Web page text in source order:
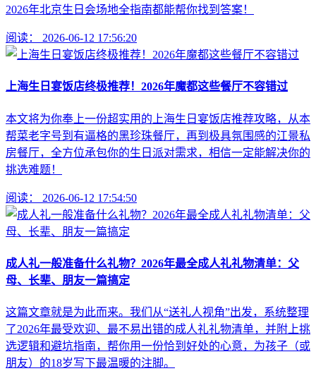
2026年北京生日会场地全指南都能帮你找到答案！
阅读： 2026-06-12 17:56:20
上海生日宴饭店终极推荐！2026年魔都这些餐厅不容错过
本文将为你奉上一份超实用的上海生日宴饭店推荐攻略，从本
帮菜老字号到有逼格的黑珍珠餐厅，再到极具氛围感的江景私
房餐厅，全方位承包你的生日派对需求，相信一定能解决你的
挑选难题！
阅读： 2026-06-12 17:54:50
成人礼一般准备什么礼物？2026年最全成人礼礼物清单：父
母、长辈、朋友一篇搞定
这篇文章就是为此而来。我们从“送礼人视角”出发，系统整理
了2026年最受欢迎、最不易出错的成人礼礼物清单，并附上挑
选逻辑和避坑指南，帮你用一份恰到好处的心意，为孩子（或
朋友）的18岁写下最温暖的注脚。